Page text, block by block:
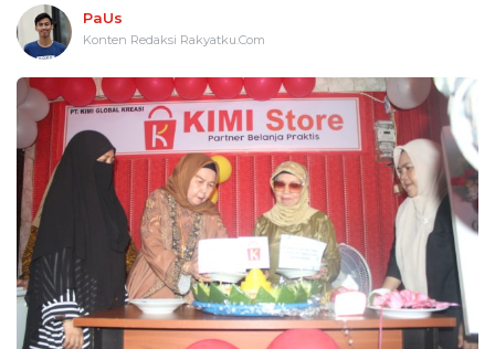
PaUs
Konten Redaksi Rakyatku.Com